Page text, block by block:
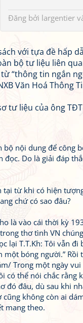
Đăng bởi largentier
với tựa đề hấp
bộ tư liệu liên
“thông tin ngắn
Văn Hoá Thông
tư liệu của ông
nội dung để công
Do là giải đáp
từ khi có hiện
chứ có sao đâu?
là vào cái thời kỳ
thơ tình VN
lại T.T.Kh: Tôi vẫn đi
bóng người.”
Trong một ngày vui
có thể nói chắc rằng
đó đâu, dù sau khi
không còn ai
mang theo.